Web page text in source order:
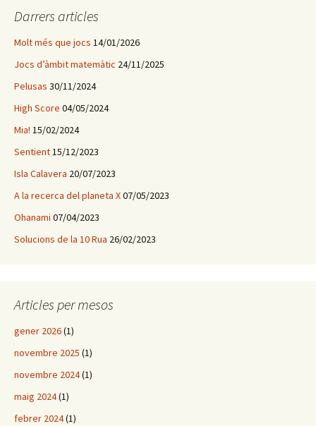
:Darrers articles
Molt més que jocs 14/01/2026
Jocs d’àmbit matemàtic 24/11/2025
Pelusas 30/11/2024
High Score 04/05/2024
Mia! 15/02/2024
Sentient15/12/2023
Isla Calavera 20/07/2023
A la recerca del planeta X07/05/2023
Ohanami 07/04/2023
Solucions de la 10 Rua 26/02/2023
Articles per mesos
gener 2026(1)
novembre 2025 (1)
novembre 2024(1)
maig 2024(1)
febrer 2024(1)